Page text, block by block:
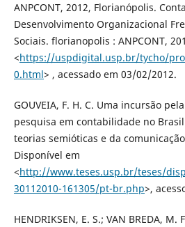
ANPCONT, 2012, Florianópolis.
Desenvolvimento Organizacional
Sociais. florianopolis : ANPCONT,
<https://uspdigital.usp.br/tycho/
0.html> , acessado em 03/02/2012.
GOUVEIA, F. H. C. Uma incursão
pesquisa em contabilidade no
teorias semióticas e da
Disponível em
<http://www.teses.usp.br/teses/
30112010-161305/pt-br.php>,
HENDRIKSEN, E. S.; VAN BREDA, M.